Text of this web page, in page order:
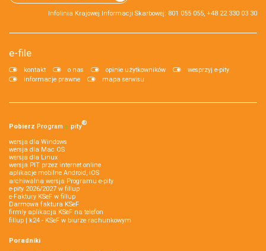
Infolinia Krajowej Informacji Skarbowej: 801 055 055, +48 22 330 03 30
e-file
kontakt o nas opinie użytkowników
wesprzyj e-pity
informacje prawne
mapa serwisu
Pobierz Program e‑pity®
wersja dla Windows
wersja dla Mac OS
wersja dla Linux
wersja PIT przez internet online
aplikacje mobilne Android, iOS
archiwalna wersja Programu e-pity
e-pity 2026/2027 w fillup
e‑Faktury KSeF w fillup
Darmowa faktura KSeF
firmly aplikacja KSeF na telefon
fillup | k24 - KSeF w biurze rachunkowym
Poradniki